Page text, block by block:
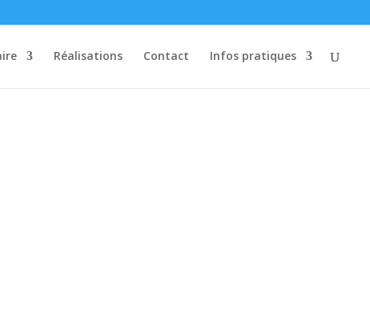
Réalisations Contact Infos pratiques